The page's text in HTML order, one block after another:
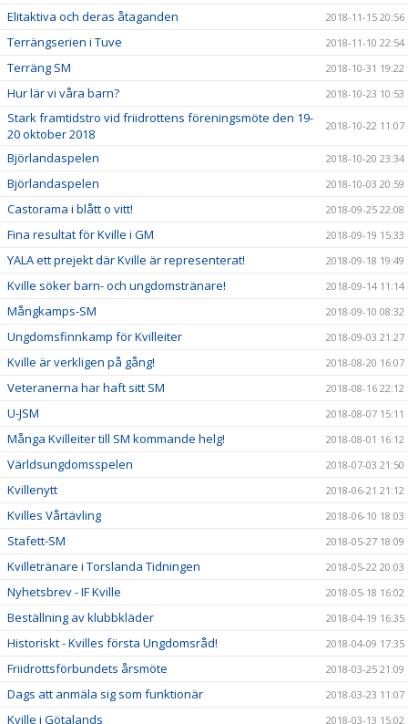
Elitaktiva och deras åtaganden 2018-11-15 20:56
Terrängserien i Tuve 2018-11-10 22:54
Terräng SM 2018-10-31 19:22
Hur lär vi våra barn? 2018-10-23 10:53
Stark framtidstro vid friidrottens föreningsmöte den 19-
20 oktober 2018
2018-10-22 11:07
Björlandaspelen 2018-10-20 23:34
Björlandaspelen 2018-10-03 20:59
Castorama i blått o vitt! 2018-09-25 22:08
Fina resultat för Kville i GM 2018-09-19 15:33
YALA ett prejekt där Kville är representerat! 2018-09-18 19:49
Kville söker barn- och ungdomstränare! 2018-09-14 11:14
Mångkamps-SM 2018-09-10 08:32
Ungdomsfinnkamp för Kvilleiter 2018-09-03 21:27
Kville är verkligen på gång! 2018-08-20 16:07
Veteranerna har haft sitt SM 2018-08-16 22:12
U-JSM 2018-08-07 15:11
Många Kvilleiter till SM kommande helg! 2018-08-01 16:12
Världsungdomsspelen 2018-07-03 21:50
Kvillenytt 2018-06-21 21:12
Kvilles Vårtävling 2018-06-10 18:03
Stafett-SM 2018-05-27 18:09
Kvilletränare i Torslanda Tidningen 2018-05-22 20:03
Nyhetsbrev - IF Kville 2018-05-18 16:02
Beställning av klubbkläder 2018-04-19 16:35
Historiskt - Kvilles första Ungdomsråd! 2018-04-09 17:35
Friidrottsförbundets årsmöte 2018-03-25 21:09
Dags att anmäla sig som funktionär 2018-03-23 11:07
Kville i Götalands 2018-03-13 15:02